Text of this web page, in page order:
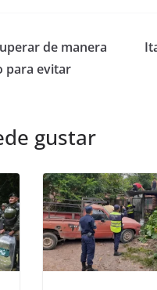
de manera
para evitar
gustar